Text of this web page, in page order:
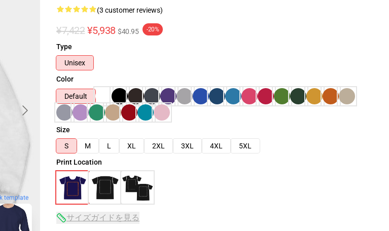
template
(3 customer reviews)
¥7,422 ¥5,938 $40.95 -20%
Type
Unisex
Color
Default
Size
S
M L XL 2XL 3XL 4XL
5XL
Print Location
サイズガイドを見る